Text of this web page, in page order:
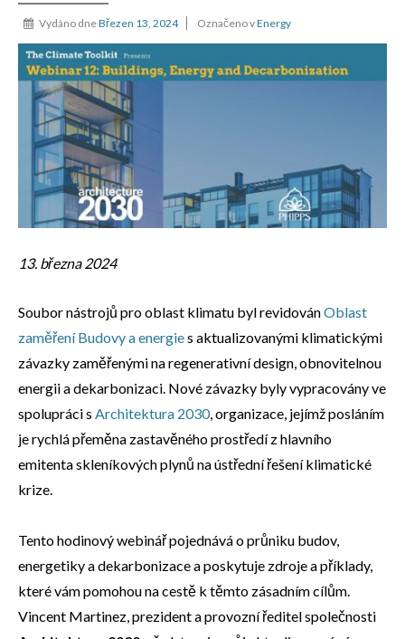
Vydáno dneBřezen 13, 2024 Označeno vEnergy
13. března 2024
Soubor nástrojů pro oblast klimatu byl revidovánOblast
zaměření Budovy a energies aktualizovanými klimatickými
závazky zaměřenými na regenerativní design, obnovitelnou
energii a dekarbonizaci. Nové závazky byly vypracovány ve
spolupráci s Architektura 2030, organizace, jejímž posláním
je rychlá přeměna zastavěného prostředí z hlavního
emitenta skleníkových plynů na ústřední řešení klimatické
krize.
Tento hodinový webinář pojednává o průniku budov,
energetiky a dekarbonizace a poskytuje zdroje a příklady,
které vám pomohou na cestě k těmto zásadním cílům.
Vincent Martinez, prezident a provozní ředitel společnosti